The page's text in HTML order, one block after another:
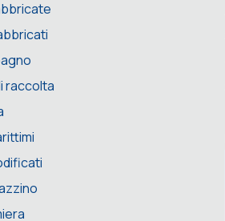
raccolta